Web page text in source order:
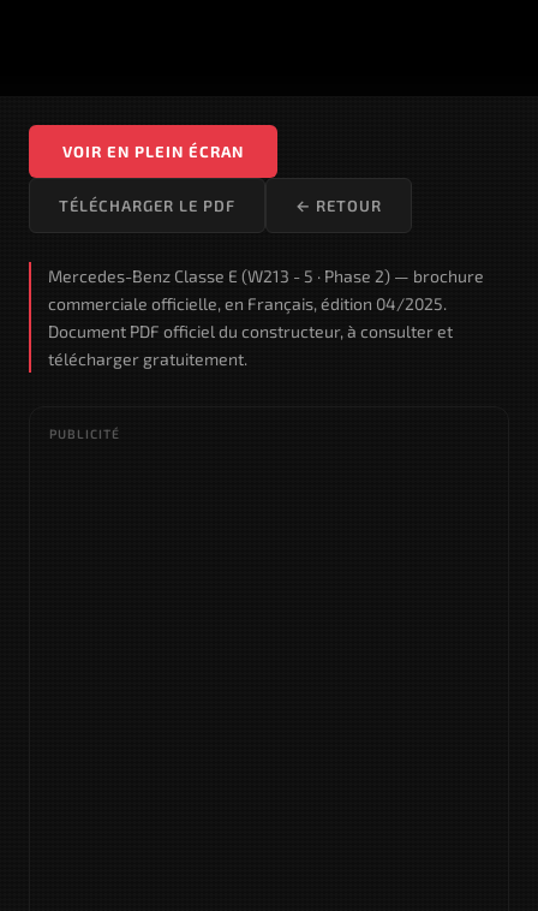
VOIR EN PLEIN ÉCRAN
TÉLÉCHARGER LE PDF ← RETOUR
Mercedes-Benz Classe E (W213 - 5 · Phase 2) — brochure
commerciale officielle, en Français, édition 04/2025.
Document PDF officiel du constructeur, à consulter et
télécharger gratuitement.
PUBLICITÉ